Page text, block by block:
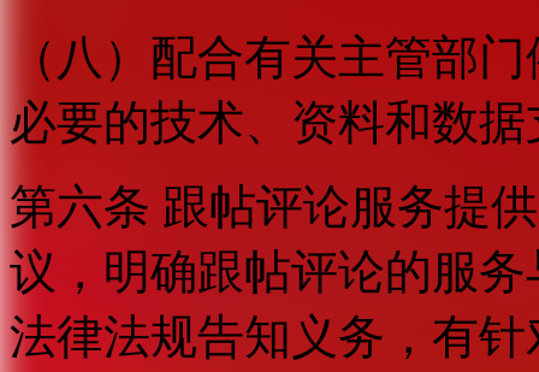
（八）配合有关主管部
必要的技术、资料和数
第六条 跟帖评论服务提
议，明确跟帖评论的服
法律法规告知义务，有